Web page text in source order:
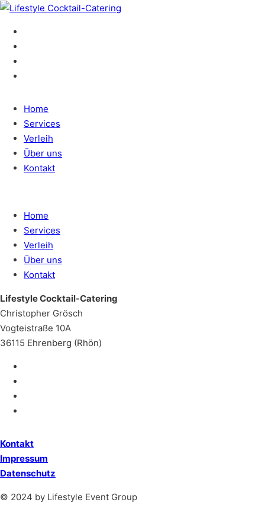
Home
Services
Verleih
Über uns
Kontakt
Home
Services
Verleih
Über uns
Kontakt
Lifestyle Cocktail-Catering
Christopher Grösch
Vogteistraße 10A
36115 Ehrenberg (Rhön)
Kontakt
Impressum
Datenschutz
© 2024 by Lifestyle Event Group